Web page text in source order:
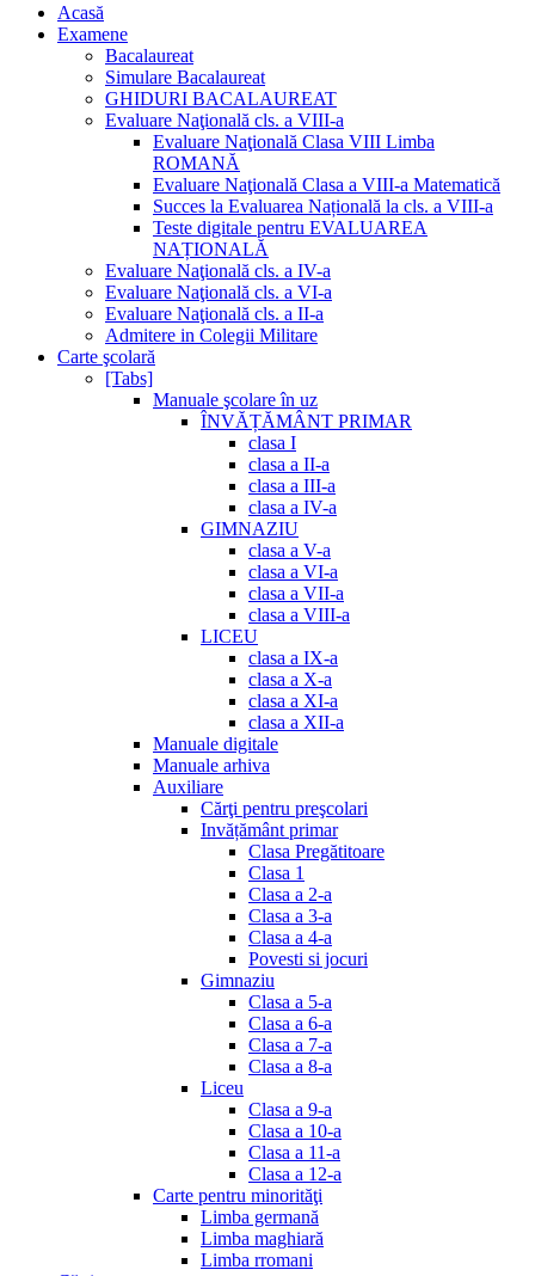
Acasă
Examene
Bacalaureat
Simulare Bacalaureat
GHIDURI BACALAUREAT
Evaluare Naţională cls. a VIII-a
Evaluare Naţională Clasa VIII Limba
ROMANĂ
Evaluare Naţională Clasa a VIII-a Matematică
Succes la Evaluarea Națională la cls. a VIII-a
Teste digitale pentru EVALUAREA
NAȚIONALĂ
Evaluare Naţională cls. a IV-a
Evaluare Naţională cls. a VI-a
Evaluare Naţională cls. a II-a
Admitere in Colegii Militare
Carte şcolară
[Tabs]
Manuale şcolare în uz
ÎNVĂȚĂMÂNT PRIMAR
clasa I
clasa a II-a
clasa a III-a
clasa a IV-a
GIMNAZIU
clasa a V-a
clasa a VI-a
clasa a VII-a
clasa a VIII-a
LICEU
clasa a IX-a
clasa a X-a
clasa a XI-a
clasa a XII-a
Manuale digitale
Manuale arhiva
Auxiliare
Cărţi pentru preşcolari
Invățământ primar
Clasa Pregătitoare
Clasa 1
Clasa a 2-a
Clasa a 3-a
Clasa a 4-a
Povesti si jocuri
Gimnaziu
Clasa a 5-a
Clasa a 6-a
Clasa a 7-a
Clasa a 8-a
Liceu
Clasa a 9-a
Clasa a 10-a
Clasa a 11-a
Clasa a 12-a
Carte pentru minorităţi
Limba germană
Limba maghiară
Limba rromani